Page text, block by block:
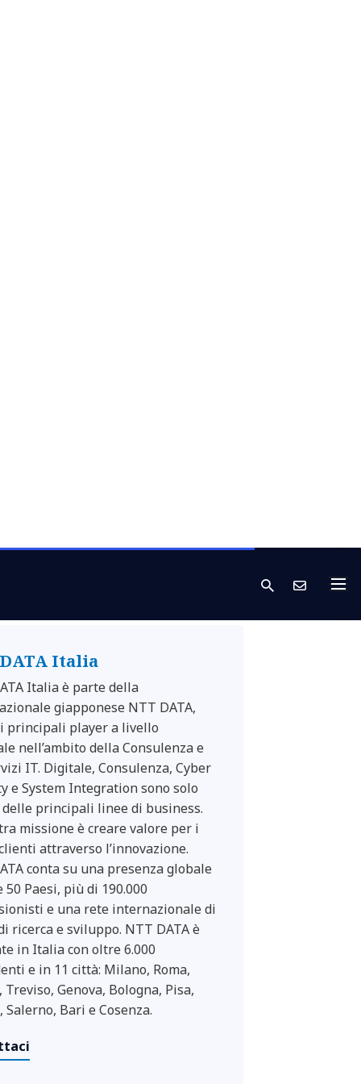
Italia
Italia è parte della
giapponese NTT DATA,
principali player a livello
nell’ambito della Consulenza e
IT. Digitale, Consulenza, Cyber
e System Integration sono solo
delle principali linee di business.
missione è creare valore per i
attraverso l’innovazione.
conta su una presenza globale
Paesi, più di 190.000
e una rete internazionale di
ricerca e sviluppo. NTT DATA è
in Italia con oltre 6.000
e in 11 città: Milano, Roma,
Treviso, Genova, Bologna, Pisa,
Salerno, Bari e Cosenza.